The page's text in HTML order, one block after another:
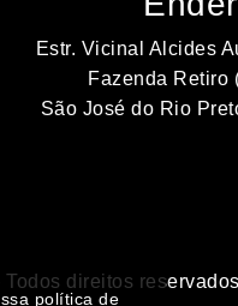
Estr. Vicinal Alcides
Fazenda Retiro
São José do Rio
direitos
política de